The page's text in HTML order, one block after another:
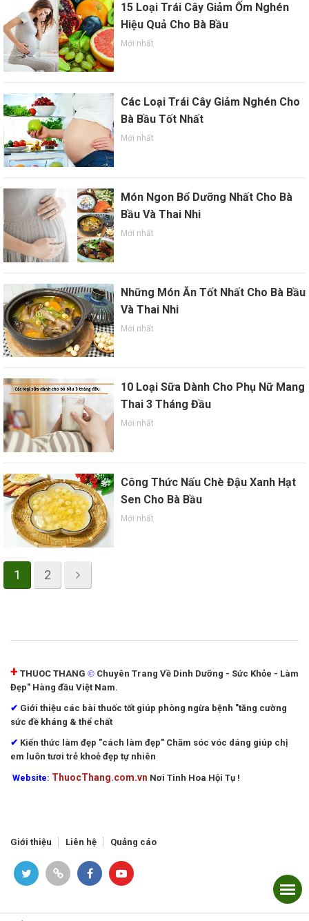
15 Loại Trái Cây Giảm Ốm Nghén
Hiệu Quả Cho Bà Bầu
Mới nhất
Các Loại Trái Cây Giảm Nghén Cho
Bà Bầu Tốt Nhất
Mới nhất
Món Ngon Bổ Dưỡng Nhất Cho Bà
Bầu Và Thai Nhi
Mới nhất
Những Món Ăn Tốt Nhất Cho Bà Bầu
Và Thai Nhi
Mới nhất
10 Loại Sữa Dành Cho Phụ Nữ Mang
Thai 3 Tháng Đầu
Mới nhất
Công Thức Nấu Chè Đậu Xanh Hạt
Sen Cho Bà Bầu
Mới nhất
1 2
+ THUOC THANG © Chuyên Trang Về Dinh Dưỡng - Sức Khỏe - Làm
Đẹp" Hàng đầu Việt Nam.
✔ Giới thiệu các bài thuốc tốt giúp phòng ngừa bệnh "tăng cường
sức đề kháng & thể chất
✔ Kiến thức làm đẹp "cách làm đẹp" Chăm sóc vóc dáng giúp chị
em luôn tươi trẻ khoẻ đẹp tự nhiên
Website: ThuocThang.com.vn Nơi Tinh Hoa Hội Tụ !
Giới thiệu Liên hệ Quảng cáo